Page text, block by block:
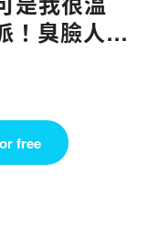
！臭臉人到
讓人更親
free